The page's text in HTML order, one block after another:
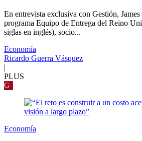
En entrevista exclusiva con Gestión,
programa Equipo de Entrega del Reino
siglas en inglés), socio...
Economía
Ricardo Guerra Vásquez
|
PLUS
G
Economía